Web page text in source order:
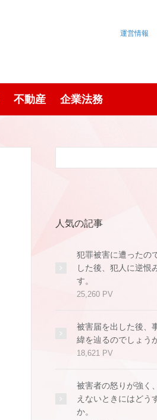
運営情報
不動産 企業法務
人気の記事
犯罪被害に遭ったの
した後、犯人に逆恨
す。
25,260 PV
被害届を出した後、
緯を辿るのでしょう
18,621 PV
被害者の怒りが強く
えないときにはどう
か。